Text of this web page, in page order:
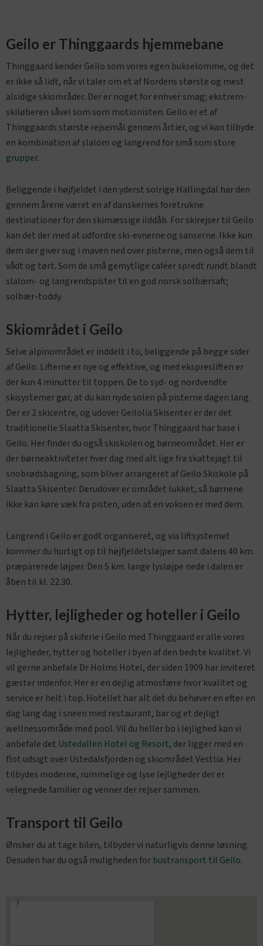
Geilo er Thinggaards hjemmebane
Thinggaard kender Geilo som vores egen bukselomme, og det
er ikke så lidt, når vi taler om et af Nordens største og mest
alsidige skiområder. Der er noget for enhver smag; ekstrem-
skiløberen såvel som som motionisten. Geilo er et af
Thinggaards største rejsemål gennem årtier, og vi kan tilbyde
en kombination af slalom og langrend for små som store
grupper.
Beliggende i højfjeldet i den yderst solrige Hallingdal har den
gennem årene været en af danskernes foretrukne
destinationer for den skimæssige ilddåb. For skirejser til Geilo
kan det der med at udfordre ski-evnerne og sanserne. Ikke kun
dem der giver sug i maven ned over pisterne, men også dem til
vådt og tørt. Som de små gemytlige caféer spredt rundt blandt
slalom- og langrendspister til en god norsk solbærsaft;
solbær-toddy.
Skiområdet i Geilo
Selve alpinområdet er inddelt i to, beliggende på begge sider
af Geilo. Lifterne er nye og effektive, og med ekspresliften er
der kun 4 minutter til toppen. De to syd- og nordvendte
skisystemer gør, at du kan nyde solen på pisterne dagen lang.
Der er 2 skicentre, og udover Geilolia Skisenter er der det
traditionelle Slaatta Skisenter, hvor Thinggaard har base i
Geilo. Her finder du også skiskolen og børneområdet. Her er
der børneaktiviteter hver dag med alt lige fra skattejagt til
snobrødsbagning, som bliver arrangeret af Geilo Skiskole på
Slaatta Skisenter. Derudover er området lukket, så børnene
ikke kan køre væk fra pisten, uden at en voksen er med dem.
Langrend i Geilo er godt organiseret, og via liftsystemet
kommer du hurtigt op til højfjeldetsløjper samt dalens 40 km.
præparerede løjper. Den 5 km. lange lysløjpe nede i dalen er
åben til kl. 22.30.
Hytter, lejligheder og hoteller i Geilo
Når du rejser på skiferie i Geilo med Thinggaard er alle vores
lejligheder, hytter og hoteller i byen af den bedste kvalitet. Vi
vil gerne anbefale Dr Holms Hotel, der siden 1909 har inviteret
gæster indenfor. Her er en dejlig atmosfære hvor kvalitet og
service er helt i top. Hotellet har alt det du behøver en efter en
dag lang dag i sneen med restaurant, bar og et dejligt
wellnessområde med pool. Vil du heller bo i lejlighed kan vi
anbefale det Ustedallen Hotel og Resort, der ligger med en
flot udsigt over Ustedalsfjorden og skiområdet Vestlia. Her
tilbydes moderne, rummelige og lyse lejligheder der er
velegnede familier og venner der rejser sammen.
Transport til Geilo
Ønsker du at tage bilen, tilbyder vi naturligvis denne løsning.
Desuden har du også muligheden for bustransport til Geilo.